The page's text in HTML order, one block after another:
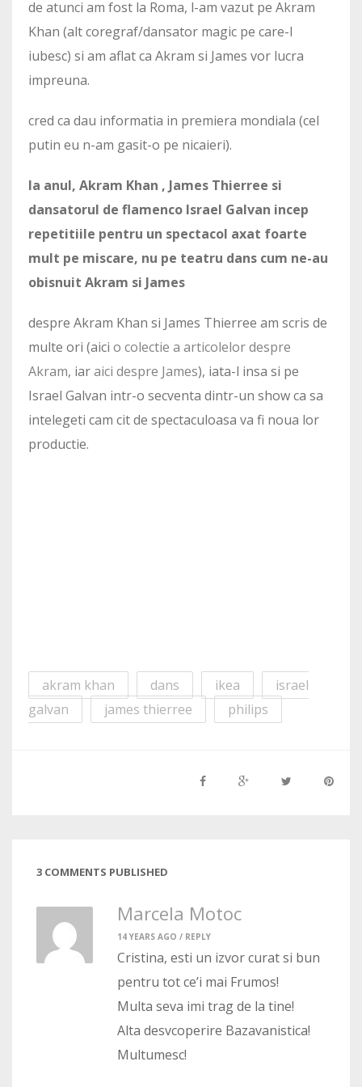
de atunci am fost la Roma, l-am vazut pe Akram
Khan (alt coregraf/dansator magic pe care-l
iubesc) si am aflat ca Akram si James vor lucra
impreuna.
cred ca dau informatia in premiera mondiala (cel
putin eu n-am gasit-o pe nicaieri).
la anul, Akram Khan , James Thierree si
dansatorul de flamenco Israel Galvan incep
repetitiile pentru un spectacol axat foarte
mult pe miscare, nu pe teatru dans cum ne-au
obisnuit Akram si James
despre Akram Khan si James Thierree am scris de
multe ori (aici o colectie a articolelor despre
Akram, iaraici despre James), iata-l insa si pe
Israel Galvan intr-o secventa dintr-un show ca sa
intelegeti cam cit de spectaculoasa va fi noua lor
productie.
akram khan dans ikea
israel
galvan
james thierree philips
3 COMMENTS PUBLISHED
Marcela Motoc
14 YEARS AGO / REPLY
Cristina, esti un izvor curat si bun
pentru tot ce’i mai Frumos!
Multa seva imi trag de la tine!
Alta desvcoperire Bazavanistica!
Multumesc!